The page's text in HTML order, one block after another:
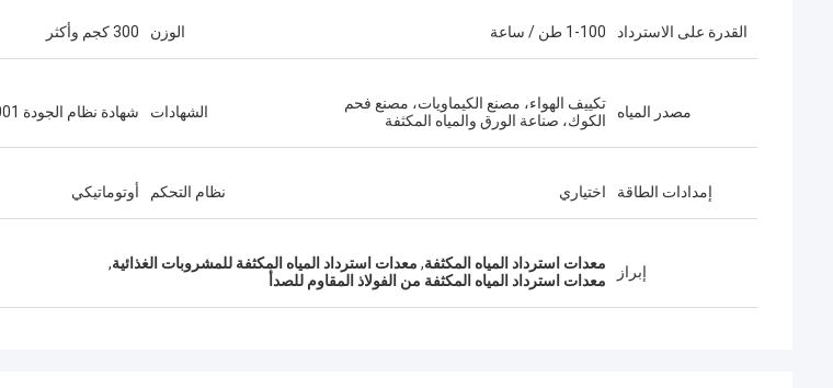
القدرة على الاسترداد 1-100 طن / ساعة الوزن 300 كجم وأكثر
مصدر المياه
تكييف الهواء، مصنع الكيماويات، مصنع فحم
الكوك، صناعة الورق والمياه المكثفة
الشهادات شهادة نظام الجودة ISO9001
إمدادات الطاقة اختياري نظام التحكم أوتوماتيكي
إبراز معدات استرداد المياه المكثفة, معدات استرداد المياه المكثفة للمشروبات الغذائية,
معدات استرداد المياه المكثفة من الفولاذ المقاوم للصدأ